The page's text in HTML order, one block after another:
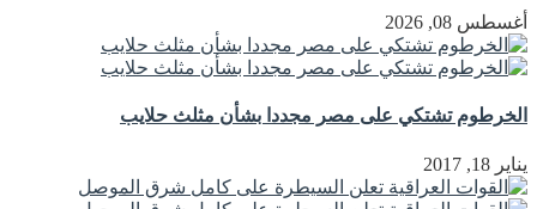
أغسطس 08, 2026
الخرطوم تشتكي على مصر مجددا بشأن مثلث حلايب
يناير 18, 2017